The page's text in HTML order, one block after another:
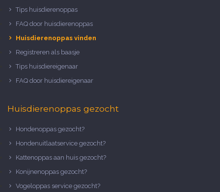
Tips huisdierenoppas
FAQ door huisdierenoppas
Huisdierenoppas vinden
Registreren als baasje
Tips huisdiereigenaar
FAQ door huisdiereigenaar
Huisdierenoppas gezocht
Hondenoppas gezocht?
Hondenuitlaatservice gezocht?
Kattenoppas aan huis gezocht?
Konijnenoppas gezocht?
Vogeloppas service gezocht?